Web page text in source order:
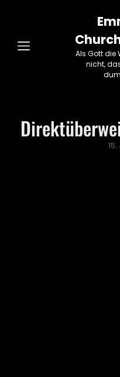
Als Gott die
nicht,